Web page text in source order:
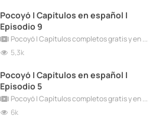
Pocoyó | Capítulos en español |
Episodio 9
Pocoyó | Capítulos completos gratis y en español
5,3k
Pocoyó | Capítulos en español |
Episodio 5
Pocoyó | Capítulos completos gratis y en español
6k